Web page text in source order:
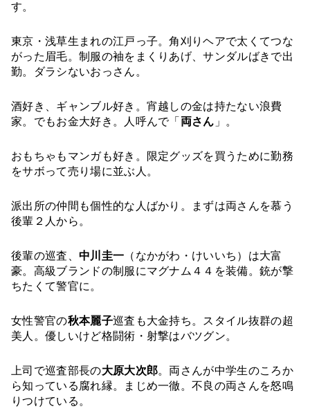
す。
東京・浅草生まれの江戸っ子。角刈りヘアで太くてつな
がった眉毛。制服の袖をまくりあげ、サンダルばきで出
勤。ダラシないおっさん。
酒好き、ギャンブル好き。宵越しの金は持たない浪費
家。でもお金大好き。人呼んで「 両さん 」。
おもちゃもマンガも好き。限定グッズを買うために勤務
をサボって売り場に並ぶ人。
派出所の仲間も個性的な人ばかり。まずは両さんを慕う
後輩２人から。
後輩の巡査、 中川圭一 （なかがわ・けいいち）は大富
豪。高級ブランドの制服にマグナム４４を装備。銃が撃
ちたくて警官に。
女性警官の秋本麗子巡査も大金持ち。スタイル抜群の超
美人。優しいけど格闘術・射撃はバツグン。
上司で巡査部長の大原大次郎。両さんが中学生のころか
ら知っている腐れ縁。まじめ一徹。不良の両さんを怒鳴
りつけている。